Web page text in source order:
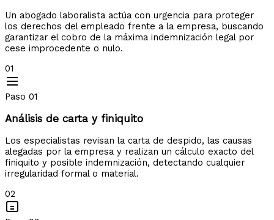
Un abogado laboralista actúa con urgencia para proteger
los derechos del empleado frente a la empresa, buscando
garantizar el cobro de la máxima indemnización legal por
cese improcedente o nulo.
01
Paso 01
Análisis de carta y finiquito
Los especialistas revisan la carta de despido, las causas
alegadas por la empresa y realizan un cálculo exacto del
finiquito y posible indemnización, detectando cualquier
irregularidad formal o material.
02